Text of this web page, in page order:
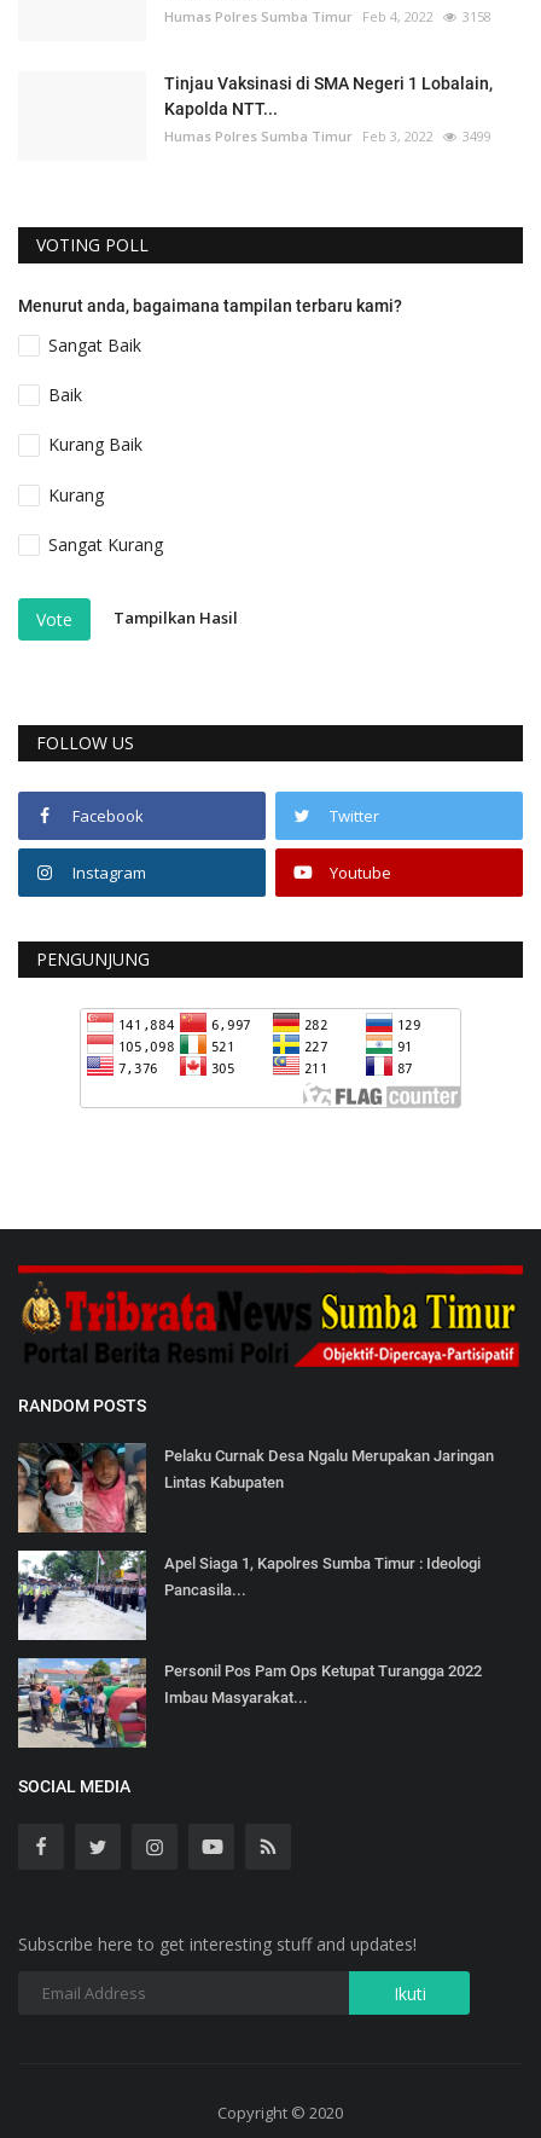
Humas Polres Sumba Timur Feb 4, 2022 3158
Tinjau Vaksinasi di SMA Negeri 1 Lobalain,
Kapolda NTT...
Humas Polres Sumba Timur Feb 3, 2022 3499
VOTING POLL
Menurut anda, bagaimana tampilan terbaru kami?
Sangat Baik
Baik
Kurang Baik
Kurang
Sangat Kurang
Vote Tampilkan Hasil
FOLLOW US
Facebook Twitter
Instagram Youtube
PENGUNJUNG
RANDOM POSTS
Pelaku Curnak Desa Ngalu Merupakan Jaringan
Lintas Kabupaten
Apel Siaga 1, Kapolres Sumba Timur : Ideologi
Pancasila...
Personil Pos Pam Ops Ketupat Turangga 2022
Imbau Masyarakat...
SOCIAL MEDIA
Subscribe here to get interesting stuff and updates!
Copyright © 2020